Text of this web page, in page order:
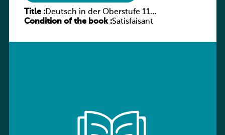
Title :Deutsch in der Oberstufe 11
(Schülerbuch) Ausgabe Bayern
Condition of the book :Satisfaisant